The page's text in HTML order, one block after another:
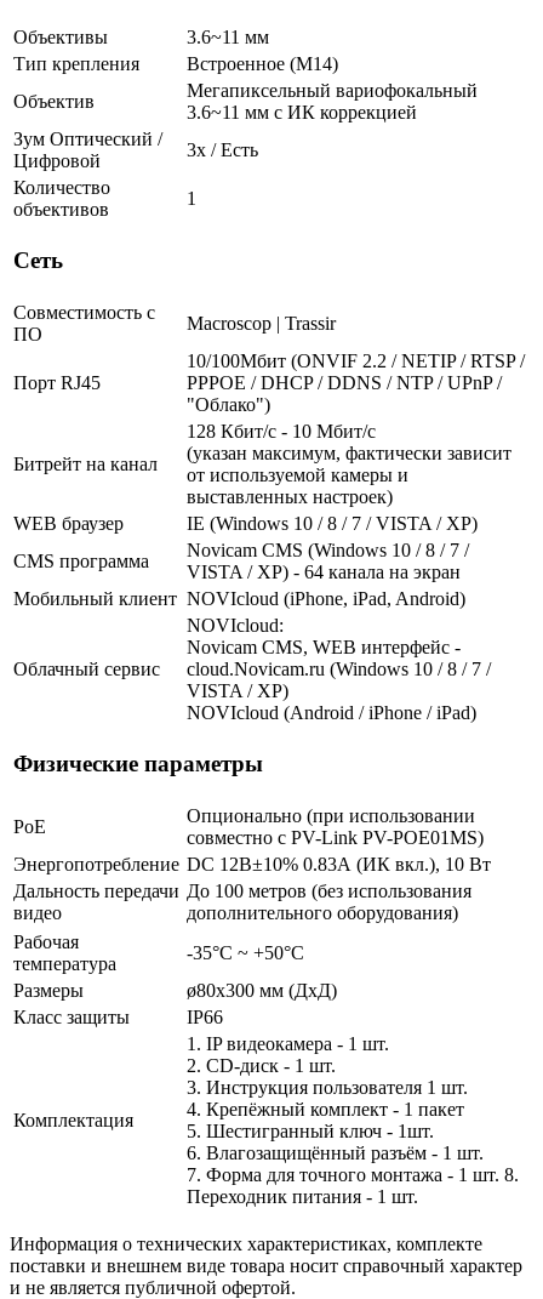
Объективы
3.6~11 мм
Тип крепления
Встроенное (М14)
Объектив
Мегапиксельный вариофокальный
3.6~11 мм с ИК коррекцией
Зум Оптический /
Цифровой
3х / Есть
Количество
объективов
1
Сеть
Совместимость с
ПО
Macroscop | Trassir
Порт RJ45
10/100Мбит (ONVIF 2.2 / NETIP / RTSP /
PPPOE / DHCP / DDNS / NTP / UPnP /
"Облако")
Битрейт на канал
128 Кбит/с - 10 Мбит/с
(указан максимум, фактически зависит
от используемой камеры и
выставленных настроек)
WEB браузер
IE (Windows 10 / 8 / 7 / VISTA / XP)
CMS программа
Novicam CMS (Windows 10 / 8 / 7 /
VISTA / XP) - 64 канала на экран
Мобильный клиент NOVIcloud (iPhone, iPad, Android)
Облачный сервис
NOVIcloud:
Novicam CMS, WEB интерфейс -
cloud.Novicam.ru (Windows 10 / 8 / 7 /
VISTA / XP)
NOVIcloud (Android / iPhone / iPad)
Физические параметры
PoE
Опционально (при использовании
совместно с PV-Link PV-POE01MS)
Энергопотребление DC 12В±10% 0.83А (ИК вкл.), 10 Вт
Дальность передачи
видео
До 100 метров (без использования
дополнительного оборудования)
Рабочая
температура
-35°С ~ +50°С
Размеры
ø80х300 мм (ДхД)
Класс защиты
IP66
Комплектация
1. IP видеокамера - 1 шт.
2. СD-диск - 1 шт.
3. Инструкция пользователя 1 шт.
4. Крепёжный комплект - 1 пакет
5. Шестигранный ключ - 1шт.
6. Влагозащищённый разъём - 1 шт.
7. Форма для точного монтажа - 1 шт. 8.
Переходник питания - 1 шт.
Информация о технических характеристиках, комплекте
поставки и внешнем виде товара носит справочный характер
и не является публичной офертой.